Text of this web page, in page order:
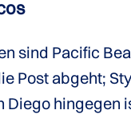
sind Pacific
Post abgeht;
Diego hingegen